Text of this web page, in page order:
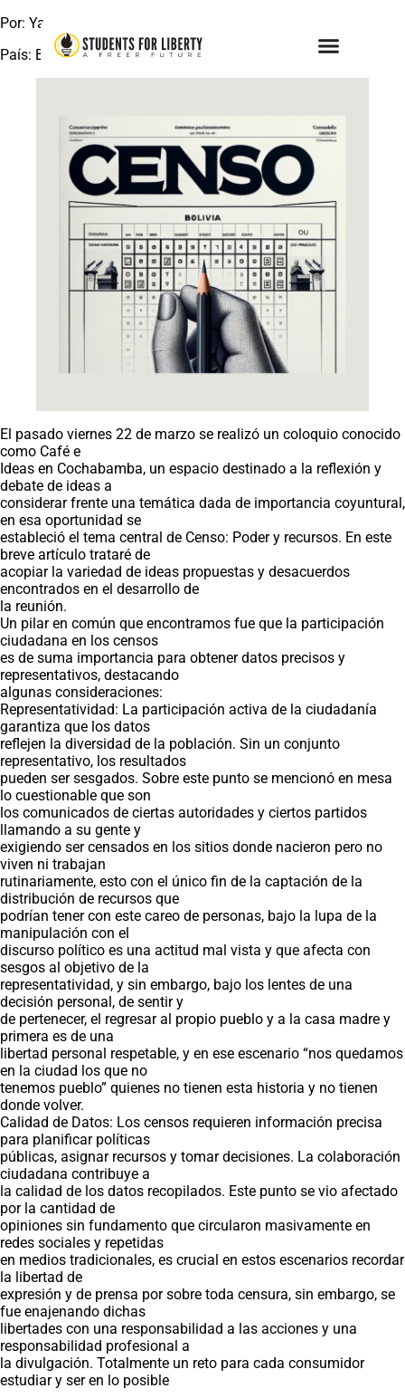
Por: Yajaira Cazorla y Adrián Delgado
País: Bolivia
El pasado viernes 22 de marzo se realizó un coloquio conocido
como Café e
Ideas en Cochabamba, un espacio destinado a la reflexión y
debate de ideas a
considerar frente una temática dada de importancia coyuntural,
en esa oportunidad se
estableció el tema central de Censo: Poder y recursos. En este
breve artículo trataré de
acopiar la variedad de ideas propuestas y desacuerdos
encontrados en el desarrollo de
la reunión.
Un pilar en común que encontramos fue que la participación
ciudadana en los censos
es de suma importancia para obtener datos precisos y
representativos, destacando
algunas consideraciones:
Representatividad: La participación activa de la ciudadanía
garantiza que los datos
reflejen la diversidad de la población. Sin un conjunto
representativo, los resultados
pueden ser sesgados. Sobre este punto se mencionó en mesa
lo cuestionable que son
los comunicados de ciertas autoridades y ciertos partidos
llamando a su gente y
exigiendo ser censados en los sitios donde nacieron pero no
viven ni trabajan
rutinariamente, esto con el único fin de la captación de la
distribución de recursos que
podrían tener con este careo de personas, bajo la lupa de la
manipulación con el
discurso político es una actitud mal vista y que afecta con
sesgos al objetivo de la
representatividad, y sin embargo, bajo los lentes de una
decisión personal, de sentir y
de pertenecer, el regresar al propio pueblo y a la casa madre y
primera es de una
libertad personal respetable, y en ese escenario “nos quedamos
en la ciudad los que no
tenemos pueblo” quienes no tienen esta historia y no tienen
donde volver.
Calidad de Datos: Los censos requieren información precisa
para planificar políticas
públicas, asignar recursos y tomar decisiones. La colaboración
ciudadana contribuye a
la calidad de los datos recopilados. Este punto se vio afectado
por la cantidad de
opiniones sin fundamento que circularon masivamente en
redes sociales y repetidas
en medios tradicionales, es crucial en estos escenarios recordar
la libertad de
expresión y de prensa por sobre toda censura, sin embargo, se
fue enajenando dichas
libertades con una responsabilidad a las acciones y una
responsabilidad profesional a
la divulgación. Totalmente un reto para cada consumidor
estudiar y ser en lo posible